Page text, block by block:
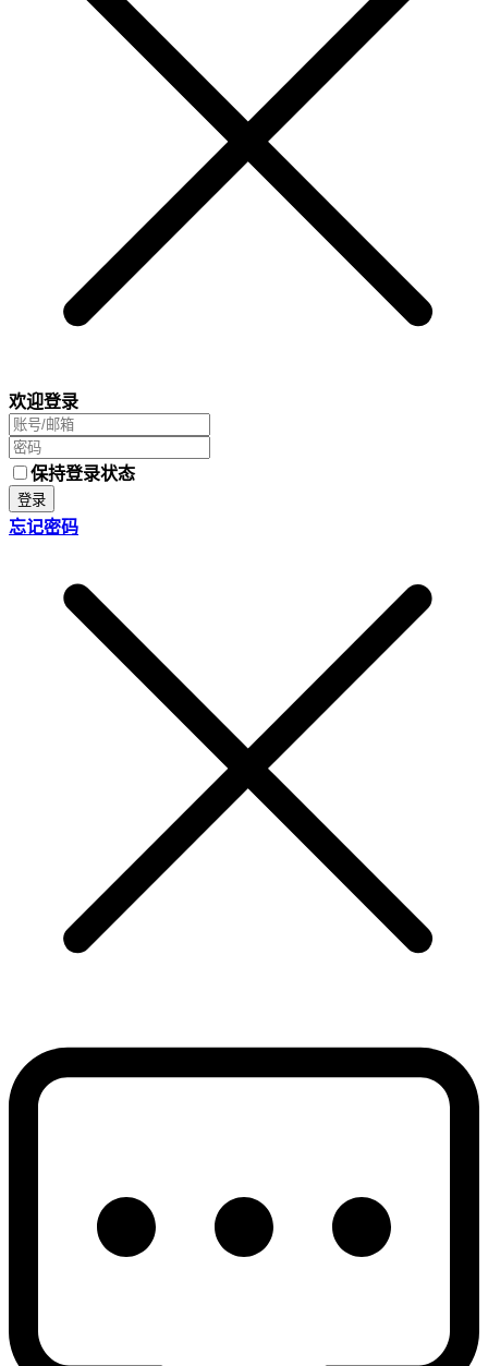
欢迎登录
保持登录状态
登录
忘记密码